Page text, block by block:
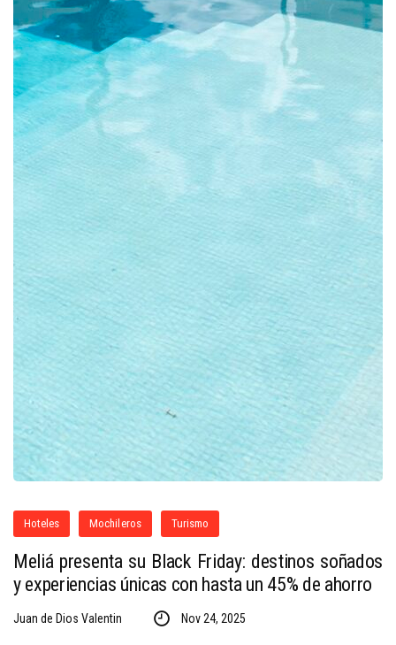
Hoteles Mochileros Turismo
Meliá presenta su Black Friday: destinos soñados
y experiencias únicas con hasta un 45% de ahorro
Juan de Dios Valentin Nov 24, 2025